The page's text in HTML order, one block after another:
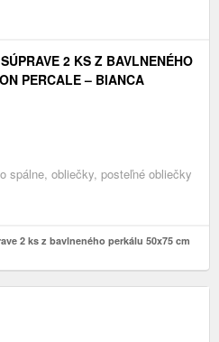
2 KS Z BAVLNENÉHO
PERCALE – BIANCA
spálne, obliečky, posteľné obliečky
2 ks z bavlneného perkálu 50x75 cm